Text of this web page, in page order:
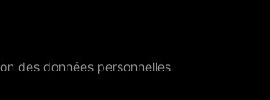
des données personnelles